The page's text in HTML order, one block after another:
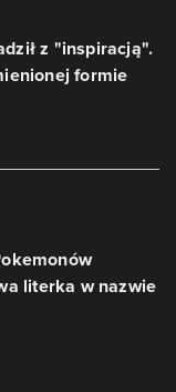
z "inspiracją".
formie
literka w nazwie